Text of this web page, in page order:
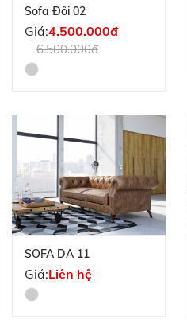
Sofa Đôi 02
Giá:4.500.000đ
6.500.000đ
SOFA DA 11
Giá:Liên hệ